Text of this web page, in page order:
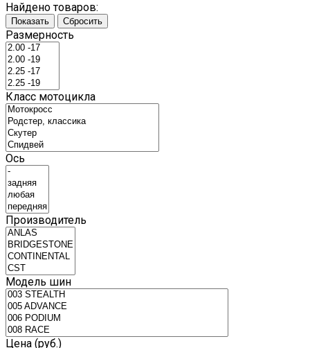
Найдено товаров:
Показать Сбросить
Размерность
Класс мотоцикла
Ось
Производитель
Модель шин
Цена (руб.)